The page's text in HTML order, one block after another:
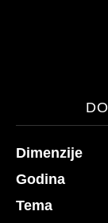
Dimenzije
Godina
Tema